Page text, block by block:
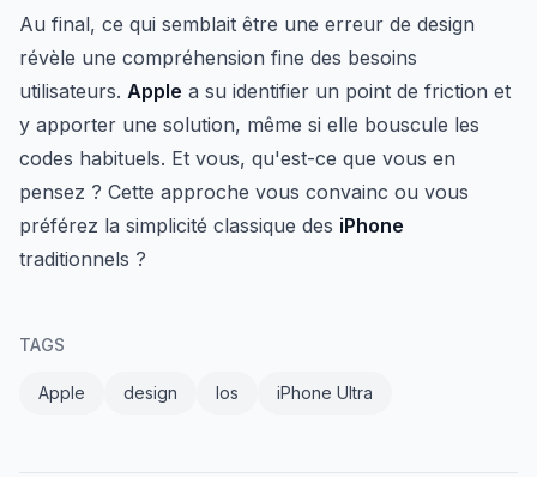
Au final, ce qui semblait être une erreur de design
révèle une compréhension fine des besoins
utilisateurs. Apple a su identifier un point de friction et
y apporter une solution, même si elle bouscule les
codes habituels. Et vous, qu'est-ce que vous en
pensez ? Cette approche vous convainc ou vous
préférez la simplicité classique des iPhone
traditionnels ?
TAGS
Apple design Ios iPhone Ultra